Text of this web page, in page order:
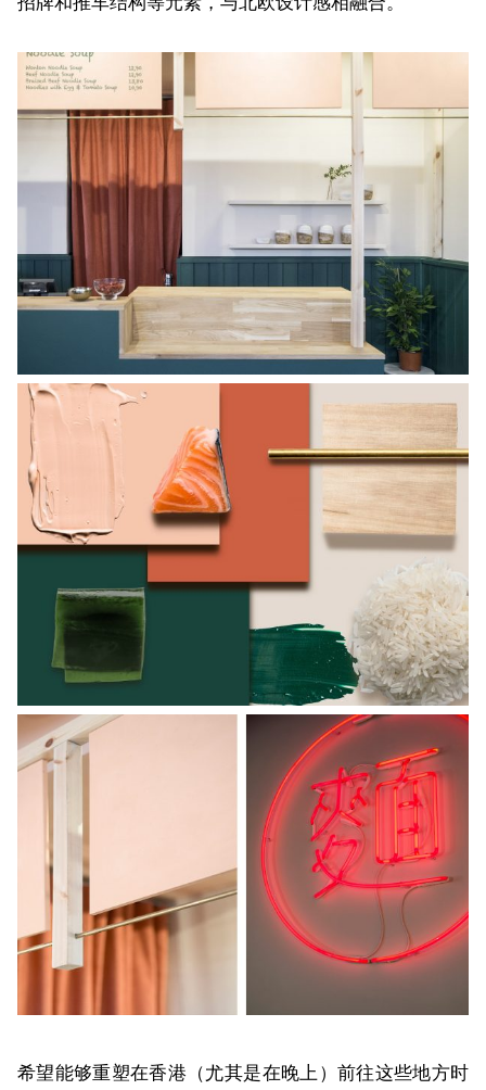
希望能够重塑在香港（尤其是在晚上）前往这些地方时